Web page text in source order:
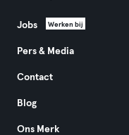
Jobs Werken bij
Pers & Media
Contact
Blog
Ons Merk